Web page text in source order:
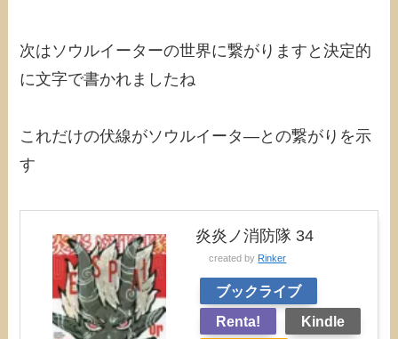
次はソウルイーターの世界に繋がりますと決定的
に文字で書かれましたね
これだけの伏線がソウルイータ―との繋がりを示
す
炎炎ノ消防隊 34
created by Rinker
ブックライブ
Renta!
Kindle